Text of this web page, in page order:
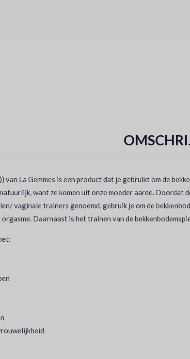
van La Gemmes is een product dat je gebruikt om de
want ze komen uit onze moeder aarde. Doordat
vaginale trainers genoemd, gebruik je om de
Daarnaast is het trainen van de